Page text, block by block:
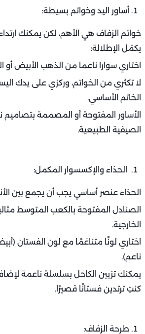
أساور اليد وخواتم بسيطة:
خواتم الزفاف هي الأهم، لكن يمكنك
يكمّل الإطلالة:
اختاري سوارًا ناعمًا من الذهب الأبيض أو
لا تكثري من الخواتم، وركزي على يدك
الخاتم الأساسي.
الأساور المفتوحة أو المصممة بتصاميم
الصيفية الطبيعية.
الحذاء والإكسسوار المكمل:
الحذاء عنصر أساسي يجب أن يجمع بين
الصنادل المفتوحة بالكعب المتوسط
الخارجية.
اختاري لونًا متناغمًا مع لون الفستان
ناعم).
يمكنكِ تزيين الكاحل بسلسلة ناعمة
كنتِ ترتدين فستانًا قصيرًا.
طرحة الزفاف: